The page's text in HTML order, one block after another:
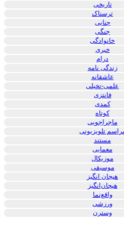
تاریخی
ترسناک
جنایی
جنگی
خانوادگی
خبری
درام
زندگی نامه
عاشقانه
علمی-تخیلی
فانتزی
کمدی
کوتاه
ماجراجویی
تلویزیونی
مستند
معمایی
موزیکال
موسیقی
هیجان انگیز
هیجان‌انگیز
واقع‌نما
ورزشی
وسترن